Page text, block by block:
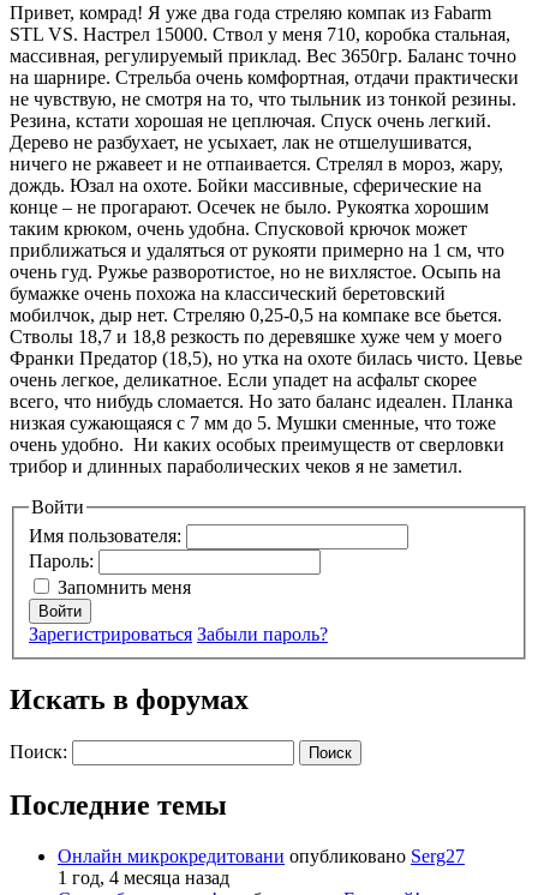
Привет, комрад! Я уже два года стреляю компак из Fabarm
STL VS. Настрел 15000. Ствол у меня 710, коробка стальная,
массивная, регулируемый приклад. Вес 3650гр. Баланс точно
на шарнире. Стрельба очень комфортная, отдачи практически
не чувствую, не смотря на то, что тыльник из тонкой резины.
Резина, кстати хорошая не цеплючая. Спуск очень легкий.
Дерево не разбухает, не усыхает, лак не отшелушиватся,
ничего не ржавеет и не отпаивается. Стрелял в мороз, жару,
дождь. Юзал на охоте. Бойки массивные, сферические на
конце – не прогарают. Осечек не было. Рукоятка хорошим
таким крюком, очень удобна. Спусковой крючок может
приближаться и удаляться от рукояти примерно на 1 см, что
очень гуд. Ружье разворотистое, но не вихлястое. Осыпь на
бумажке очень похожа на классический беретовский
мобилчок, дыр нет. Стреляю 0,25-0,5 на компаке все бьется.
Стволы 18,7 и 18,8 резкость по деревяшке хуже чем у моего
Франки Предатор (18,5), но утка на охоте билась чисто. Цевье
очень легкое, деликатное. Если упадет на асфальт скорее
всего, что нибудь сломается. Но зато баланс идеален. Планка
низкая сужающаяся с 7 мм до 5. Мушки сменные, что тоже
очень удобно. Ни каких особых преимуществ от сверловки
трибор и длинных параболических чеков я не заметил.
Войти
Имя пользователя:
Пароль:
Запомнить меня
Войти
Зарегистрироваться Забыли пароль?
Искать в форумах
Поиск:
Последние темы
Онлайн микрокредитовани опубликовано Serg27
1 год, 4 месяца назад